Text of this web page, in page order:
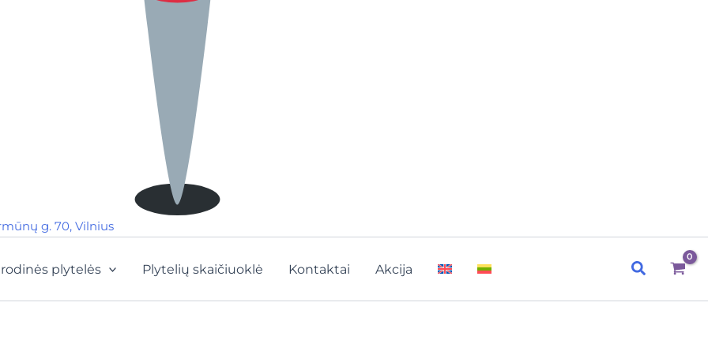
g. 70, Vilnius
plytelės Plytelių skaičiuoklė Kontaktai Akcija Paieška